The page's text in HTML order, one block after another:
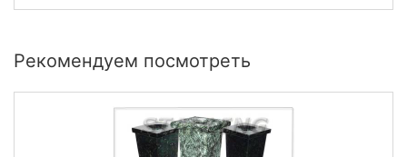
Рекомендуем посмотреть